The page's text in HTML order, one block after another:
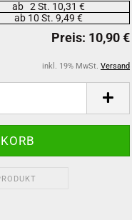
ab 2 St. 10,31 €
ab 10 St. 9,49 €
inkl. 19% MwSt. Versand